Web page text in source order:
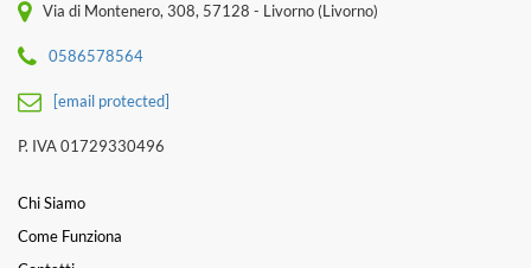
Via di Montenero, 308, 57128 - Livorno (Livorno)
0586578564
[email protected]
P. IVA 01729330496
Chi Siamo
Come Funziona